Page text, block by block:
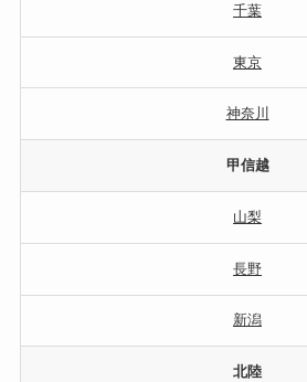
千葉
東京
神奈川
甲信越
山梨
長野
新潟
北陸